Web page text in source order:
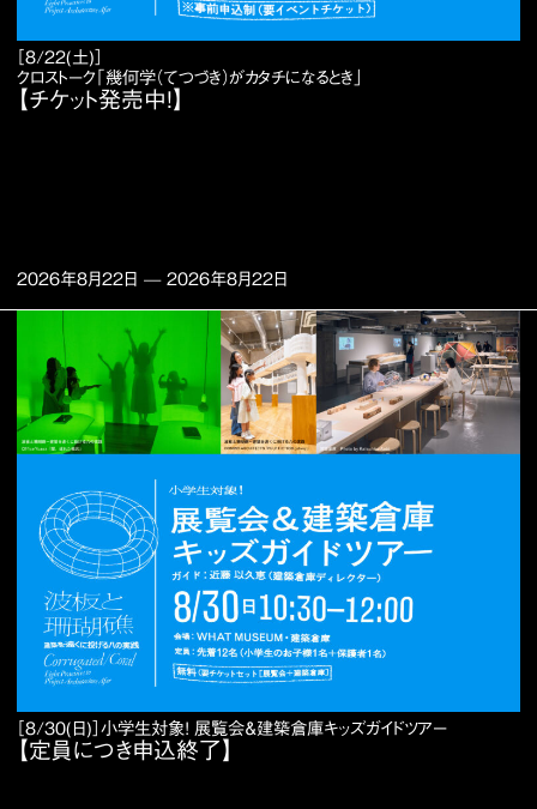
［8/22(土)］
クロストーク「幾何学（てつづき）がカタチになるとき」
【チケット発売中！】
2026年8月22日 — 2026年8月22日
［8/30(日)］小学生対象！ 展覧会＆建築倉庫キッズガイドツアー
【定員につき申込終了】